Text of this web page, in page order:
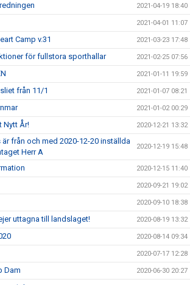
2021-04-19 18:40
2021-04-01 11:07
Camp v.31 2021-03-23 17:48
för fullstora sporthallar 2021-02-25 07:56
2021-01-11 19:59
från 11/1 2021-01-07 08:21
2021-01-02 00:29
Nytt År! 2020-12-21 13:32
från och med 2020-12-20 inställda
Herr A
2020-12-19 15:48
2020-12-15 11:40
2020-09-21 19:02
2020-09-10 18:38
uttagna till landslaget! 2020-08-19 13:32
2020-08-14 09:34
2020-07-17 12:28
Dam 2020-06-30 20:27